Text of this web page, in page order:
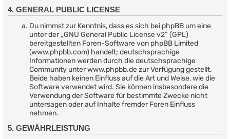
4. GENERAL PUBLIC LICENSE
Du nimmst zur Kenntnis, dass es sich bei phpBB um eine
unter der „GNU General Public License v2“ (GPL)
bereitgestellten Foren-Software von phpBB Limited
(www.phpbb.com) handelt; deutschsprachige
Informationen werden durch die deutschsprachige
Community unter www.phpbb.de zur Verfügung gestellt.
Beide haben keinen Einfluss auf die Art und Weise, wie die
Software verwendet wird. Sie können insbesondere die
Verwendung der Software für bestimmte Zwecke nicht
untersagen oder auf Inhalte fremder Foren Einfluss
nehmen.
5. GEWÄHRLEISTUNG